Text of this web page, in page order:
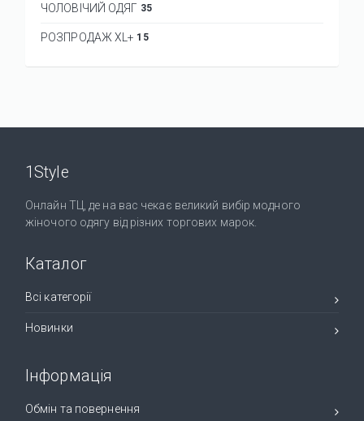
ЧОЛОВІЧИЙ ОДЯГ 35
РОЗПРОДАЖ XL+ 15
1Style
Онлайн ТЦ, де на вас чекає великий вибір модного
жіночого одягу від різних торгових марок.
Каталог
Всі категорії
Новинки
Інформація
Обмін та повернення